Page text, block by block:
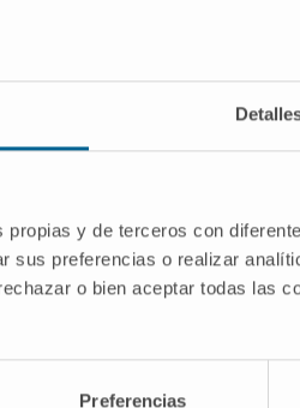
propias y de terceros con
sus preferencias o realizar
o bien aceptar todas las
Preferencias
F.
da